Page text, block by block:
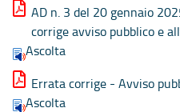
AD n. 3 del 20 gennaio
corrige avviso pubblico e
Ascolta
Errata corrige - Avviso
Ascolta